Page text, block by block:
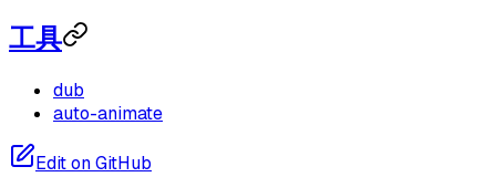
工具
dub
auto-animate
Edit on GitHub